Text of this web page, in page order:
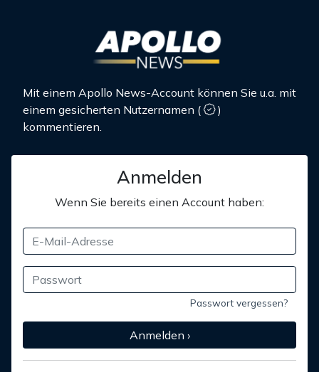
Mit einem Apollo News-Account können Sie u.a. mit
einem gesicherten Nutzernamen (
)
kommentieren.
Anmelden
Wenn Sie bereits einen Account haben:
Passwort vergessen?
Anmelden ›